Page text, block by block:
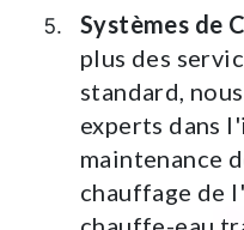
Systèmes de
plus des
standard,
experts dans
maintenance
chauffage de